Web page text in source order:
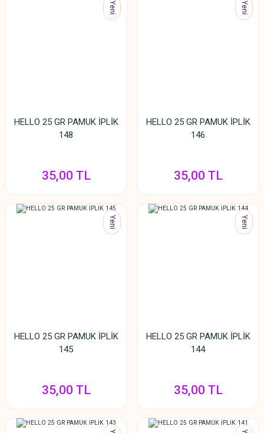
Yeni
HELLO 25 GR PAMUK İPLİK
148
35,00 TL
Yeni
HELLO 25 GR PAMUK İPLİK
146
35,00 TL
Yeni
HELLO 25 GR PAMUK İPLİK
145
35,00 TL
Yeni
HELLO 25 GR PAMUK İPLİK
144
35,00 TL